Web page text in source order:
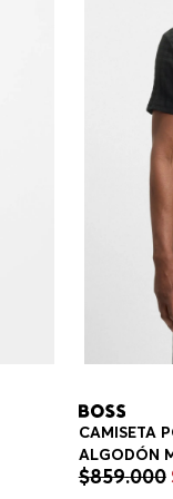
CAMISETA
ALGODÓN
$859.000